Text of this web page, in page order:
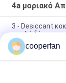
4a μοριακό
3 - Desiccant
υψηλή δύναμη
Προσρόφησης
κοκκώδης ξηρά
cooperfan